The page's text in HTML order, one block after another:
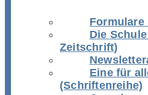
Formulare
Die
Zeitschrift)
Eine für
(Schriftenreihe)